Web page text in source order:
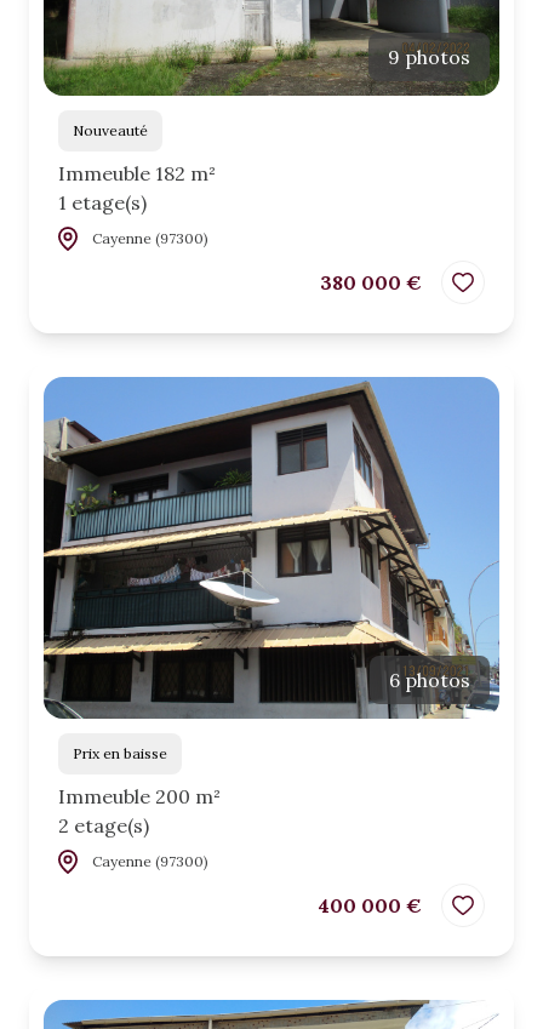
9 photos
Nouveauté
Immeuble 182 m²
1 etage(s)
Cayenne (97300)
380 000 €
6 photos
Prix en baisse
Immeuble 200 m²
2 etage(s)
Cayenne (97300)
400 000 €